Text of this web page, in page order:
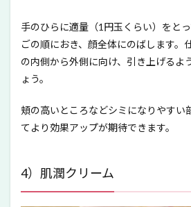
手のひらに適量（1円玉くらい）をと
ごの順におき、顔全体にのばします。
の内側から外側に向け、引き上げるよ
ょう。
頬の高いところなどシミになりやすい
てより効果アップが期待できます。
4）肌潤クリーム